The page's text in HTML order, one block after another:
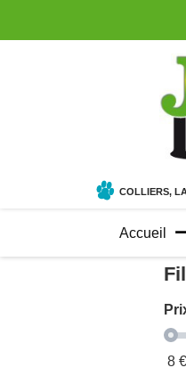
COLLIERS,
Accueil
8 €